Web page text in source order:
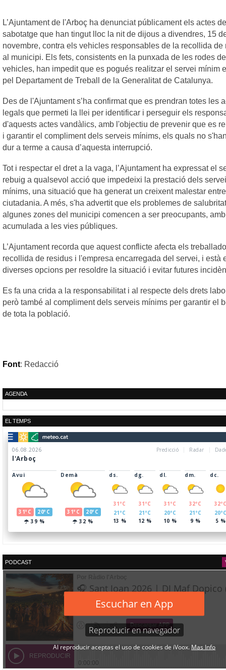
L’Ajuntament de l'Arboç ha denunciat públicament els actes de
sabotatge que han tingut lloc la nit de dijous a divendres, 15
novembre, contra els vehicles responsables de la recollida de
al municipi. Els fets, consistents en la punxada de les rodes
vehicles, han impedit que es pogués realitzar el servei mínim
pel Departament de Treball de la Generalitat de Catalunya.
Des de l'Ajuntament s’ha confirmat que es prendran totes les
legals que permeti la llei per identificar i perseguir els
d'aquests actes vandàlics, amb l'objectiu de prevenir que es
i garantir el compliment dels serveis mínims, els quals no
dur a terme a causa d’aquesta interrupció.
Tot i respectar el dret a la vaga, l’Ajuntament ha expressat el
rebuig a qualsevol acció que impedeixi la prestació dels
mínims, una situació que ha generat un creixent malestar
ciutadania. A més, s'ha advertit que els problemes de
algunes zones del municipi comencen a ser preocupants,
acumulada a les vies públiques.
L’Ajuntament recorda que aquest conflicte afecta els
recollida de residus i l'empresa encarregada del servei, i està
diverses opcions per resoldre la situació i evitar futures
Es fa una crida a la responsabilitat i al respecte dels drets
però també al compliment dels serveis mínims per garantir el
de tota la població.
Font: Redacció
AGENDA
EL TEMPS
PODCAST